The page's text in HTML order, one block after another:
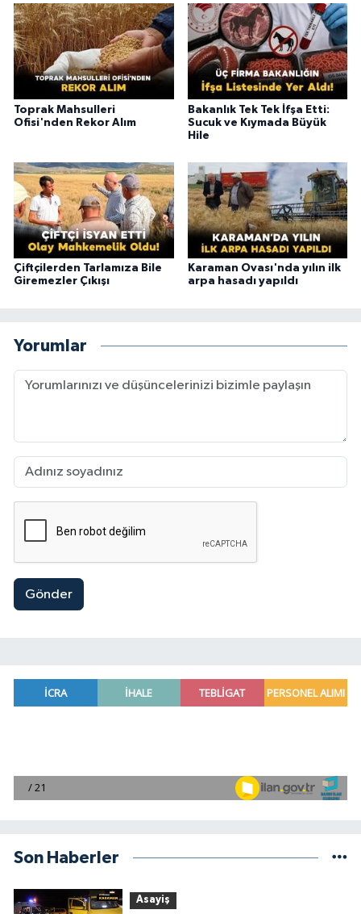
Toprak Mahsulleri
Ofisi'nden Rekor Alım
Bakanlık Tek Tek İfşa Etti:
Sucuk ve Kıymada Büyük
Hile
Çiftçilerden Tarlamıza Bile
Giremezler Çıkışı
Karaman Ovası'nda yılın ilk
arpa hasadı yapıldı
Yorumlar
Gönder
Son Haberler
Asayiş